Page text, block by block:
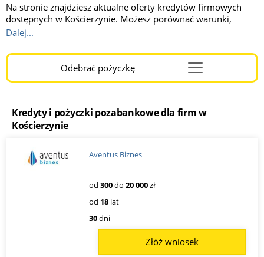
Na stronie znajdziesz aktualne oferty kredytów firmowych
dostępnych w Kościerzynie. Możesz porównać warunki,
kwoty oraz okresy spłaty oferowane przez różne banki. Kwota
do 1 000 000 zł, okres kredytowania od 2 do 36 miesięcy. To
idealne miejsce dla przedsiębiorców szukających korzystnego
finansowania. Wybierz optymalną dla Ciebie ofertę, kliknij link
i wypełnij wniosek online. Otrzymaj szybką a korzystną
Dalej...
Odebrać pożyczkęMenu
Burger
Kredyty i pożyczki pozabankowe dla firm w
Kościerzynie
Aventus Biznes
od 300do 20 000zł
od 18 lat
30dni
Złóż wniosek